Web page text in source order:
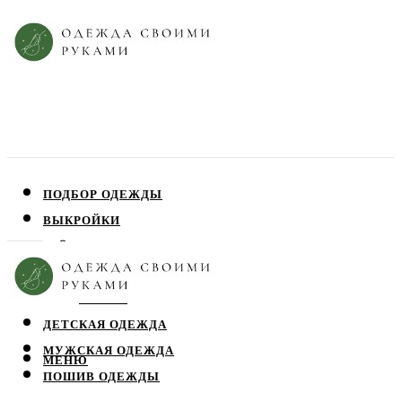
ПОДБОР ОДЕЖДЫ
ВЫКРОЙКИ
ЮБКИ
ДЕТСКАЯ ОДЕЖДА
МУЖСКАЯ ОДЕЖДА
ПОШИВ ОДЕЖДЫ
МЕНЮ